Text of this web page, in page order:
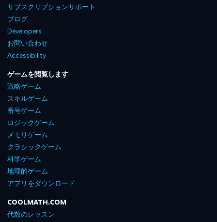
サブスクリプションサポート
ブログ
Developers
お問い合わせ
Accessibility
ゲームを閲覧します
戦略ゲーム
スキルゲーム
番号ゲーム
ロジックゲーム
メモリゲーム
クラシックゲーム
科学ゲーム
地理的ゲーム
アプリをダウンロード
COOLMATH.COM
代数のレッスン